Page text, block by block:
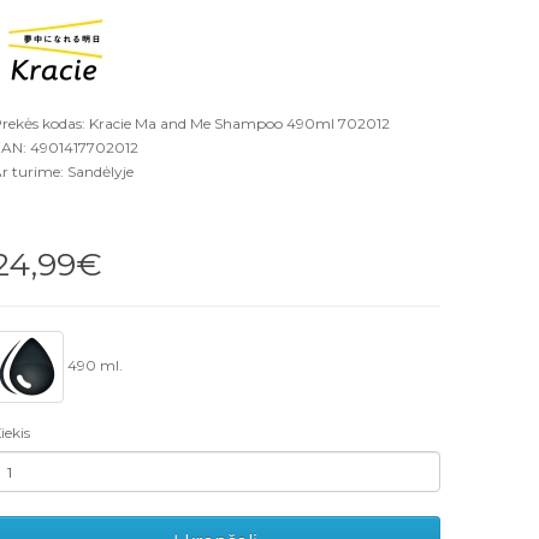
kodas: Kracie Ma and Me Shampoo 490ml 702012
4901417702012
turime: Sandėlyje
490 ml.